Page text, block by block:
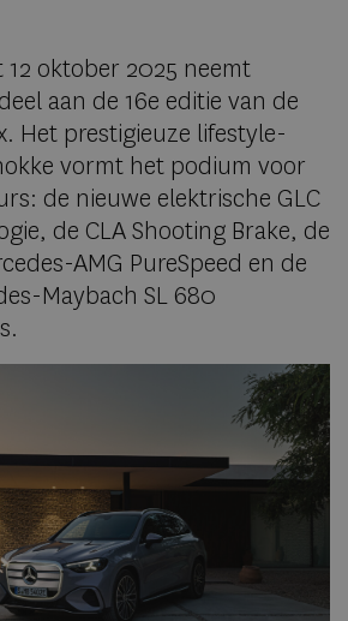
oktober 2025 neemt
aan de 16e editie van de
Het prestigieuze lifestyle-
vormt het podium voor
de nieuwe elektrische GLC
de CLA Shooting Brake, de
AMG PureSpeed en de
Maybach SL 680